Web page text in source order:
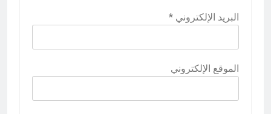
البريد الإلكتروني *
الموقع الإلكتروني